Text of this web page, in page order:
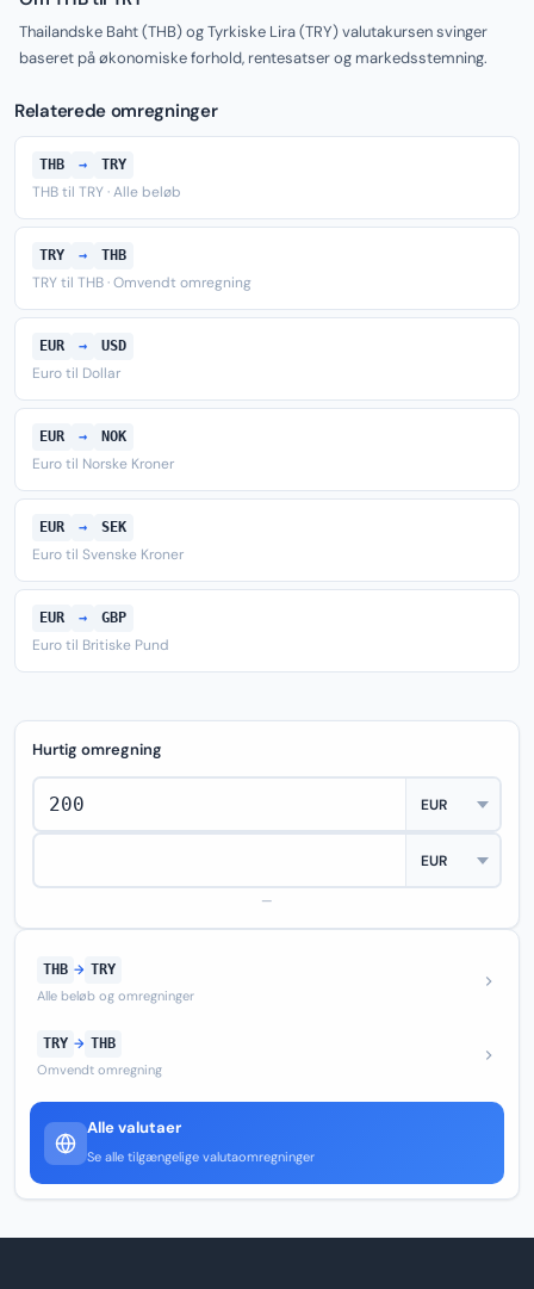
Thailandske Baht (THB) og Tyrkiske Lira (TRY) valutakursen svinger
baseret på økonomiske forhold, rentesatser og markedsstemning.
Relaterede omregninger
THB → TRY
THB til TRY · Alle beløb
TRY → THB
TRY til THB · Omvendt omregning
EUR → USD
Euro til Dollar
EUR → NOK
Euro til Norske Kroner
EUR → SEK
Euro til Svenske Kroner
EUR → GBP
Euro til Britiske Pund
Hurtig omregning
—
THB → TRY
Alle beløb og omregninger
TRY → THB
Omvendt omregning
Alle valutaer
Se alle tilgængelige valutaomregninger